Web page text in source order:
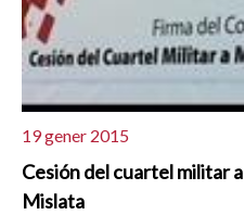
19 gener 2015
Cesión del cuartel militar a
Mislata